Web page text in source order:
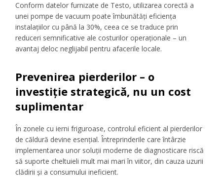
Conform datelor furnizate de Testo, utilizarea corectă a
unei pompe de vacuum poate îmbunătăți eficiența
instalațiilor cu până la 30%, ceea ce se traduce prin
reduceri semnificative ale costurilor operaționale – un
avantaj deloc neglijabil pentru afacerile locale.
Prevenirea pierderilor – o
investiție strategică, nu un cost
suplimentar
În zonele cu ierni friguroase, controlul eficient al pierderilor
de căldură devine esențial. Întreprinderile care întârzie
implementarea unor soluții moderne de diagnosticare riscă
să suporte cheltuieli mult mai mari în viitor, din cauza uzurii
clădirii și a consumului ineficient.